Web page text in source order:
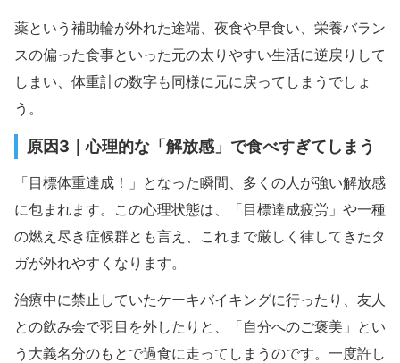
薬という補助輪が外れた途端、夜食や早食い、栄養バラン
スの偏った食事といった元の太りやすい生活に逆戻りして
しまい、体重計の数字も同様に元に戻ってしまうでしょ
う。
原因3｜心理的な「解放感」で食べすぎてしまう
「目標体重達成！」となった瞬間、多くの人が強い解放感
に包まれます。この心理状態は、「目標達成疲労」や一種
の燃え尽き症候群とも言え、これまで厳しく律してきたタ
ガが外れやすくなります。
治療中に禁止していたケーキバイキングに行ったり、友人
との飲み会で羽目を外したりと、「自分へのご褒美」とい
う大義名分のもとで過食に走ってしまうのです。一度許し